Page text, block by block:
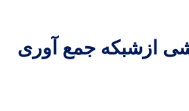
ازشبکه جمع آوری